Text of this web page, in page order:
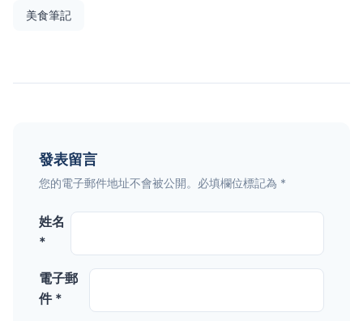
美食筆記
發表留言
您的電子郵件地址不會被公開。必填欄位標記為 *
姓名
*
電子郵
件 *